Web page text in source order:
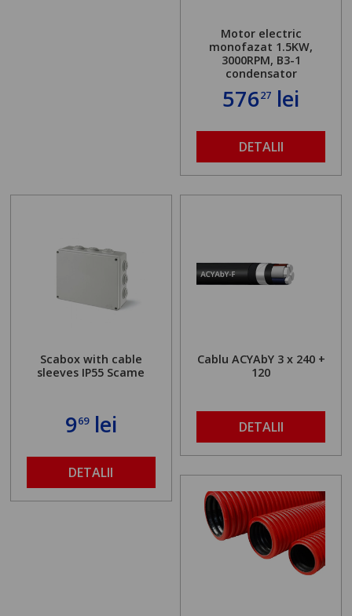
Motor electric
monofazat 1.5KW,
3000RPM, B3-1
condensator
57627 lei
DETALII
Scabox with cable
sleeves IP55 Scame
969lei
DETALII
Cablu ACYAbY 3 x 240 +
120
DETALII